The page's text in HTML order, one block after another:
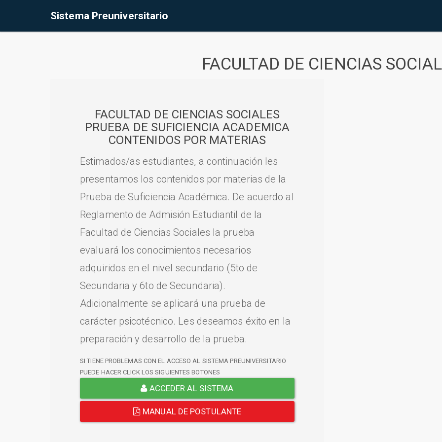
Sistema Preuniversitario
FACULTAD DE CIENCIAS
FACULTAD DE CIENCIAS SOCIALES
PRUEBA DE SUFICIENCIA ACADEMICA
CONTENIDOS POR MATERIAS
Estimados/as estudiantes, a continuación les
presentamos los contenidos por materias de la
Prueba de Suficiencia Académica. De acuerdo al
Reglamento de Admisión Estudiantil de la
Facultad de Ciencias Sociales la prueba
evaluará los conocimientos necesarios
adquiridos en el nivel secundario (5to de
Secundaria y 6to de Secundaria).
Adicionalmente se aplicará una prueba de
carácter psicotécnico. Les deseamos éxito en la
preparación y desarrollo de la prueba.
SI TIENE PROBLEMAS CON EL ACCESO AL SISTEMA PREUNIVERSITARIO
PUEDE HACER CLICK LOS SIGUIENTES BOTONES
ACCEDER AL SISTEMA
MANUAL DE POSTULANTE